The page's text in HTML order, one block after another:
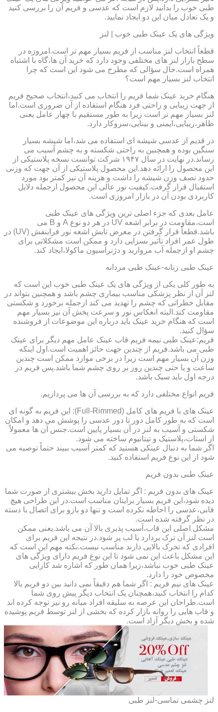
طبی خوب را بدانید لازم است که عدسی و فریم آن را بررسی کنید
و یک تعادل میان این دو ایجاد نمایید.
ویژگی های یک عینک طبی خوب | لنز
قطعاً انتخاب لنز مناسب از فریم بسیار مهم تر است.امروزه در
سطح بازار لنز های مختلفی وجود دارد که خرید آن ها،گاه با اشتباه
همراه است.حال سؤالی که مطرح می شود این است که چرا
انتخاب لنز بسیار مهم است؟
هنگام خرید عینک شما فریم را انتخاب می کنید،انتخاب صحیح فریم
از جهت زیبایی و راحتی فرد هنگام استفاده از آن ضروری است.اما
لنز بسیار مهم تر است زیرا به طور مستقیم با چهار عامل یعنی
ظاهر،زیبایی،ایمنی و بینایی،سروکار دارد.
در قدیم از عدسی شیشه ای استفاده می شد،اما شیشه بسیار
سنگین بوده و همچنین به راحتی شکسته و به چشم آسیب می
رساند.در نهایت در سال ۱۹۴۷ شرکت توانست نسخه پلاستیکی از
این محصول را ارائه دهد.این محصول پلاستیکی از آن جهت که وزنی
حدود نصف وزن شیشه را داشت و هزینه آن نیز کمتر بود مورد
استقبال قرار گرفت.کیفیت نور عالی این محصول ازجمله دلایل
کاربردی بودن آن در بازار امروزی است.
عامل بعدی که جزء اصلی ترین ویژگی های عینک طبی
است،مقاومت در برابر اشعه UV در هر دو نوع A و B می
باشد.قطعاً قرار گرفتن در معرض تابش اشعه نور فرابنفش (UV) در
طول عمر افراد تأثیر بسزایی دارد و ممکن است مشکلاتی برای
چشم او ازجمله آب مروارید و دژنراسیون ماکولا،ایجاد کند.
عینک طبی زنانه-عینک طبی مردانه
به طور کلی یکی از ویژگی های یک عینک طبی خوب این است که
لنز آن از نظر پزشکی مناسب بیماری چشم باشد و همچنین بتواند در
مقابل خطراتی که چشم را تهدید می کند ازجمله برخورد و شکستی
مقاومت کند.البته انعکاس نور و سرعت پخش آن نیز بسیار مهم
است که هنگام خرید عینک باید درباره این موضوعات از فروشنده
سؤال کنید.
فریم:عینک طبی نیمه فریم قاب عینک عامل مهم دیگر برای عینک
طبی می باشد.فریم از چندین جهت حائز اهمیت است.اول اینکه
وزن آن بسیار مهم است زیرا در برخی موارد ممکن است چندین
ساعت و یا حتی چندین روز بر روی چشم شما باشد.پس فریم در
درجه اول باید سبک باشد.
فریم انواع مختلفی دارد که به بررسی آن ها می پردازیم.
عینک های با فریم های کامل (Full-Rimmed): این فریم به گونه ای
است که به طور کامل دور تا دور عدسی را پوشش می دهد و امکان
شکستی و آسیب به لنز در آن بسیار پایین است.جنس آن ها معمولاً
از استات،پلاستیک و تیتانیوم ساخته می شود.
اگر شما به دنبال عینکی هستید که کمتر آسیب ببیند حتماً توصیه می
شود از این نوع فریم استفاده کنید.
عینک طبی بدون فریم
عینک های بدون فریم : اگر تمایل دارید بخش بیشتری از صورت شما
دیده شود،این فریم بسیار برایتان مناسب است.در این طراحی هیچ
قابی،عدسی را احاطه نکرده است و تنها دو بازو برای اتصال با دسته
در نظر گرفته شده است.
مشکل اصلی این قاب،آسیب پذیری بالا آن می باشد.یعنی ممکن
است لنز آن ترک بردارد یا لب پر شود.در نتیجه این فریم برای
افرادی که تحرک بالایی دارند مناسب نیست.نکته مهم این است که
این مشکل باعث این نمی شود تا این نوع فریم دارای ویژگی های
عینک طبی خوب نباشد،زیرا همان طور که اشاره شد کارایی
مخصوص خود را دارد.
عینک های نیم فریم : اگر شما هم دقیقاً نمی دانید بین دو فریم بالا
کدام را انتخاب کنید،همچنان یک انتخاب دیگر پیش روی شما
است.طراحان این عرصه به سلیقه افراد میانه رو نیز توجه کرده اند
و قاب هایی را روانه بازار کرده که بخشی از لنز توسط فریم پوشیده
شده و بخش دیگر آزاد است.
لنز چشمی تماسی-لنز طبی